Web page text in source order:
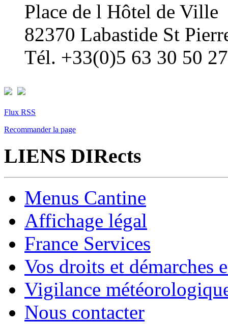
Place de l Hôtel de Ville
82370 Labastide St
Tél. +33(0)5 63 30 50 27
Flux RSS
Recommander la page
LIENS DIRects
Menus Cantine
Affichage légal
France Services
Vos droits et démarches
Vigilance
Nous contacter